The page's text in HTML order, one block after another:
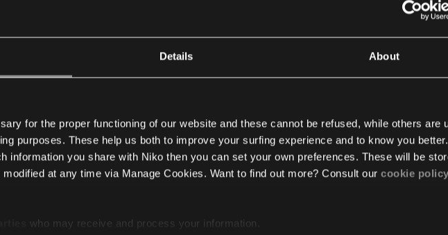
Details About
for the proper functioning of our website and these cannot be refused, while others are
purposes. These help us both to improve your surfing experience and to know you
information you share with Niko then you can set your own preferences. These will be
at any time via Manage Cookies. Want to find out more? Consult our cookie policy
who may receive and process your information.
oferują czujniki BMS
w budynkach spełniających wymogi efektywności energetycznej i komfortu,